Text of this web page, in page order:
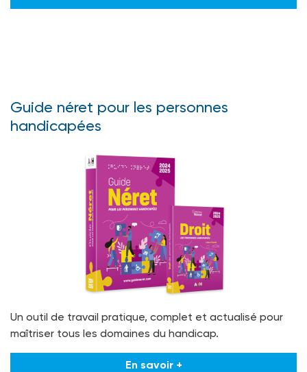
Guide néret pour les personnes
handicapées
Un outil de travail pratique, complet et actualisé pour
maîtriser tous les domaines du handicap.
En savoir +